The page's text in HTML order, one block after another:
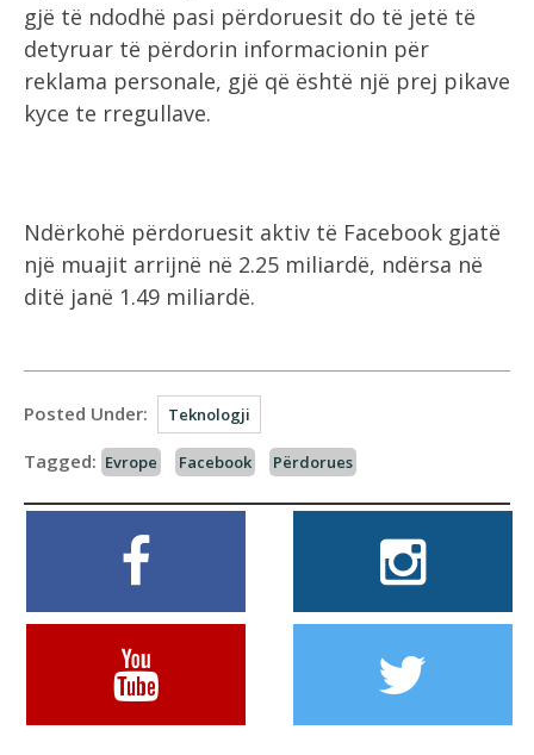
gjë të ndodhë pasi përdoruesit do të jetë të
detyruar të përdorin informacionin për
reklama personale, gjë që është një prej pikave
kyce te rregullave.
Ndërkohë përdoruesit aktiv të Facebook gjatë
një muajit arrijnë në 2.25 miliardë, ndërsa në
ditë janë 1.49 miliardë.
Posted Under: Teknologji
Tagged: Evrope Facebook Përdorues